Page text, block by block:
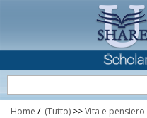
Home / (Tutto) >>Vita e pensiero